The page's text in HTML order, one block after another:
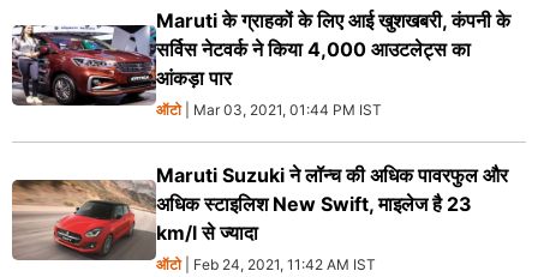
Maruti के ग्राहकों के लिए आई खुशखबरी, कंपनी के
सर्विस नेटवर्क ने किया 4,000 आउटलेट्स का
आंकड़ा पार
ऑटो| Mar 03, 2021, 01:44 PM IST
Maruti Suzuki ने लॉन्‍च की अधिक पावरफुल और
अधिक स्‍टाइलिश New Swift, माइलेज है 23
km/l से ज्‍यादा
ऑटो| Feb 24, 2021, 11:42 AM IST